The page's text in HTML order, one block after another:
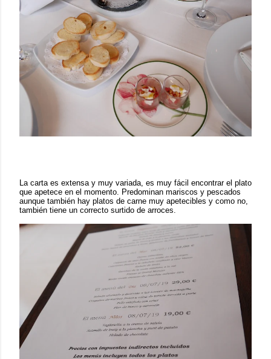
La carta es extensa y muy variada, es muy fácil encontrar el plato
que apetece en el momento. Predominan mariscos y pescados
aunque también hay platos de carne muy apetecibles y como no,
también tiene un correcto surtido de arroces.